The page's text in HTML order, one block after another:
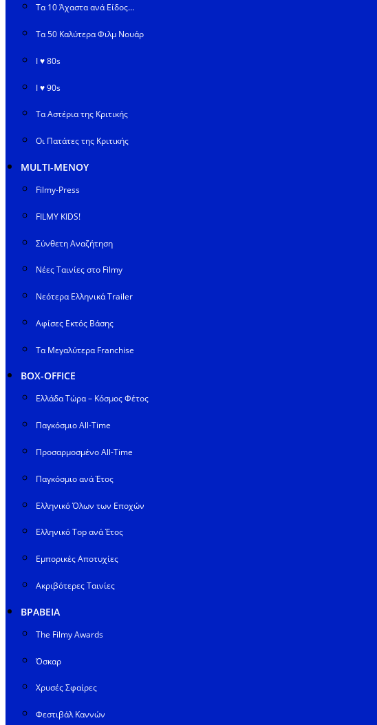
Τα 10 Άχαστα ανά Είδος…
Τα 50 Καλύτερα Φιλμ Νουάρ
I ♥ 80s
I ♥ 90s
Τα Αστέρια της Κριτικής
Οι Πατάτες της Κριτικής
MULTI-ΜΕΝΟΥ
Filmy-Press
FILMY KIDS!
Σύνθετη Αναζήτηση
Νέες Ταινίες στο Filmy
Νεότερα Ελληνικά Trailer
Αφίσες Εκτός Βάσης
Τα Μεγαλύτερα Franchise
BOX-OFFICE
Ελλάδα Τώρα – Κόσμος Φέτος
Παγκόσμιο All-Time
Προσαρμοσμένο All-Time
Παγκόσμιο ανά Έτος
Ελληνικό Όλων των Εποχών
Ελληνικό Top ανά Έτος
Εμπορικές Αποτυχίες
Ακριβότερες Ταινίες
ΒΡΑΒΕΙΑ
The Filmy Awards
Όσκαρ
Χρυσές Σφαίρες
Φεστιβάλ Καννών